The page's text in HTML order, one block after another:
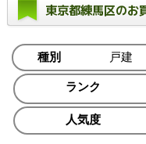
種別 戸建
ランク
人気度